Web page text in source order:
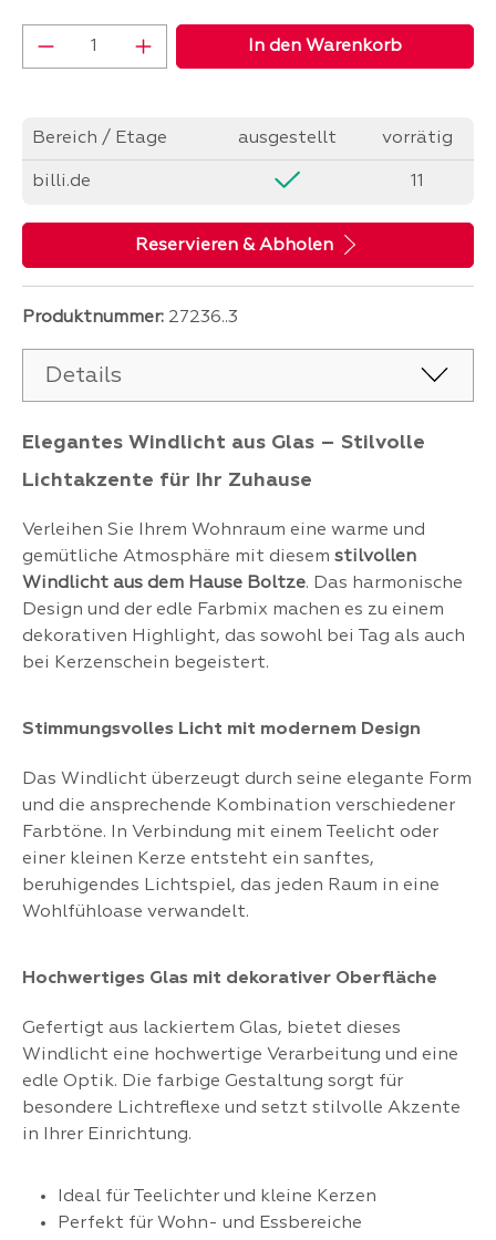
Produkt Anzahl: Gib den gewünschten
In den Warenkorb
Bereich / Etage ausgestellt vorrätig
billi.de 11
Reservieren & Abholen
Produktnummer: 27236..3
Details
Elegantes Windlicht aus Glas – Stilvolle
Lichtakzente für Ihr Zuhause
Verleihen Sie Ihrem Wohnraum eine warme und
gemütliche Atmosphäre mit diesem stilvollen
Windlicht aus dem Hause Boltze. Das harmonische
Design und der edle Farbmix machen es zu einem
dekorativen Highlight, das sowohl bei Tag als auch
bei Kerzenschein begeistert.
Stimmungsvolles Licht mit modernem Design
Das Windlicht überzeugt durch seine elegante Form
und die ansprechende Kombination verschiedener
Farbtöne. In Verbindung mit einem Teelicht oder
einer kleinen Kerze entsteht ein sanftes,
beruhigendes Lichtspiel, das jeden Raum in eine
Wohlfühloase verwandelt.
Hochwertiges Glas mit dekorativer Oberfläche
Gefertigt aus lackiertem Glas, bietet dieses
Windlicht eine hochwertige Verarbeitung und eine
edle Optik. Die farbige Gestaltung sorgt für
besondere Lichtreflexe und setzt stilvolle Akzente
in Ihrer Einrichtung.
Ideal für Teelichter und kleine Kerzen
Perfekt für Wohn- und Essbereiche